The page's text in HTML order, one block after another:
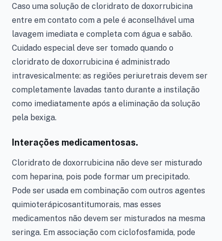
Caso uma solução de cloridrato de doxorrubicina
entre em contato com a pele é aconselhável uma
lavagem imediata e completa com água e sabão.
Cuidado especial deve ser tomado quando o
cloridrato de doxorrubicina é administrado
intravesicalmente: as regiões periuretrais devem ser
completamente lavadas tanto durante a instilação
como imediatamente após a eliminação da solução
pela bexiga.
Interações medicamentosas.
Cloridrato de doxorrubicina não deve ser misturado
com heparina, pois pode formar um precipitado.
Pode ser usada em combinação com outros agentes
quimioterápicosantitumorais, mas esses
medicamentos não devem ser misturados na mesma
seringa. Em associação com ciclofosfamida, pode